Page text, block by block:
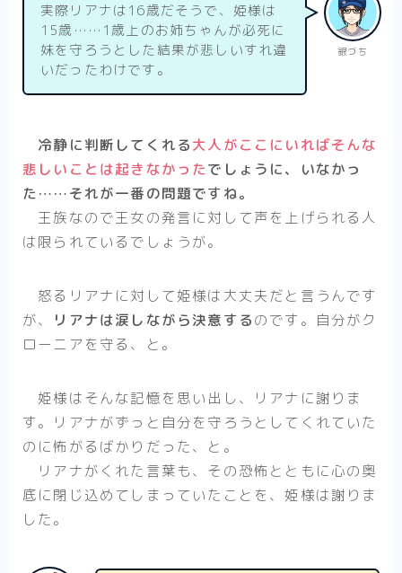
銀づち
実際リアナは16歳だそうで、姫様は
15歳……1歳上のお姉ちゃんが必死に
妹を守ろうとした結果が悲しいすれ違
いだったわけです。
冷静に判断してくれる大人がここにいればそんな
悲しいことは起きなかったでしょうに、いなかっ
た……それが一番の問題ですね。
王族なので王女の発言に対して声を上げられる人
は限られているでしょうが。
怒るリアナに対して姫様は大丈夫だと言うんです
が、
リアナは涙しながら決意するのです。自分がク
ローニアを守る、と。
姫様はそんな記憶を思い出し、リアナに謝りま
す。リアナがずっと自分を守ろうとしてくれていた
のに怖がるばかりだった、と。
リアナがくれた言葉も、その恐怖とともに心の奥
底に閉じ込めてしまっていたことを、姫様は謝りま
した。